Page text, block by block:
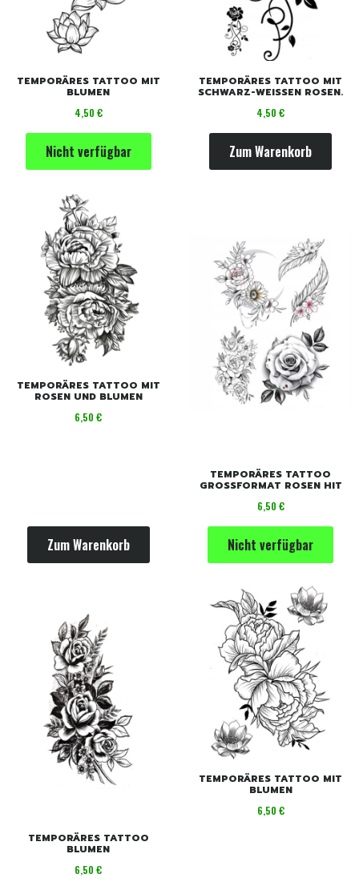
TEMPORÄRES TATTOO MIT
BLUMEN
Preis
4,50 €
Nicht verfügbar
TEMPORÄRES TATTOO MIT
SCHWARZ-WEISSEN ROSEN.
Preis
4,50 €
Zum Warenkorb
TEMPORÄRES TATTOO MIT
ROSEN UND BLUMEN
Preis
6,50 €
Zum Warenkorb
TEMPORÄRES TATTOO
GROSSFORMAT ROSEN HIT
Preis
6,50 €
Nicht verfügbar
TEMPORÄRES TATTOO
BLUMEN
Preis
6,50 €
TEMPORÄRES TATTOO MIT
BLUMEN
Preis
6,50 €